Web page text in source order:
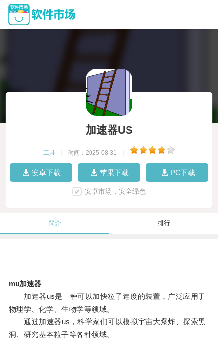
加速器US
工具 时间：2025-08-31
安卓下载 苹果下载 PC下载
安卓市场，安全绿色
简介 排行
mu加速器
加速器us是一种可以加快粒子速度的装置，广泛应用于
物理学、化学、生物学等领域。
通过加速器us，科学家们可以模拟宇宙大爆炸、探索黑
洞、研究基本粒子等各种领域。